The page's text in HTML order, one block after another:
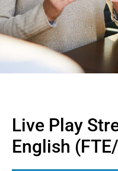
Live Play
English